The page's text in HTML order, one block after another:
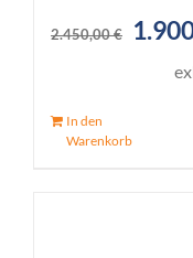
2.450,00€
Preis
In den
Warenkorb